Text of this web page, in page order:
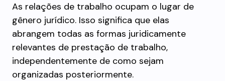
As relações de trabalho ocupam o lugar de
gênero jurídico. Isso significa que elas
abrangem todas as formas juridicamente
relevantes de prestação de trabalho,
independentemente de como sejam
organizadas posteriormente.